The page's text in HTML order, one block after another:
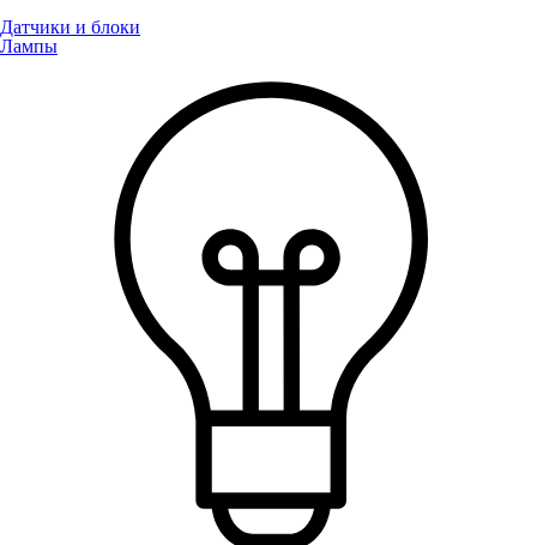
Датчики и блоки
Лампы